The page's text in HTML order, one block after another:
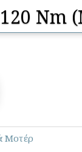
120
Μοτέρ